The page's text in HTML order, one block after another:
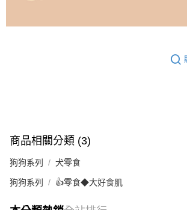
商品相關分類 (3)
狗狗系列 犬零食
狗狗系列 👍零食◆大好食肌